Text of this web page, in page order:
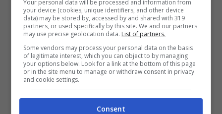
Your personal data will be processed and information from
your device (cookies, unique identifiers, and other device
data) may be stored by, accessed by and shared with 319
partners, or used specifically by this site. We and our partners
may use precise geolocation data. List of partners.
Some vendors may process your personal data on the basis
of legitimate interest, which you can object to by managing
your options below. Look for a link at the bottom of this page
or in the site menu to manage or withdraw consent in privacy
and cookie settings.
Consent